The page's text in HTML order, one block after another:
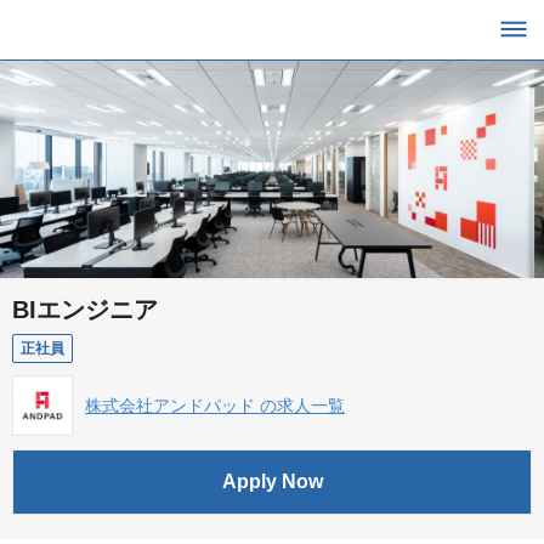
BIエンジニア
正社員
株式会社アンドパッド の求人一覧
Apply Now